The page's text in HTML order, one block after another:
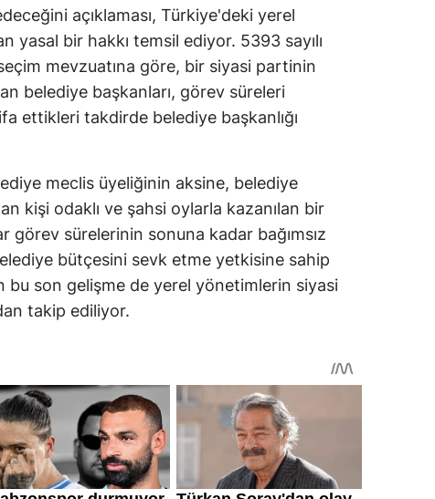
açıklaması, Türkiye'deki yerel
yasal bir hakkı temsil ediyor. 5393 sayılı
mevzuatına göre, bir siyasi partinin
belediye başkanları, görev süreleri
ettikleri takdirde belediye başkanlığı
meclis üyeliğinin aksine, belediye
kişi odaklı ve şahsi oylarla kazanılan bir
görev sürelerinin sonuna kadar bağımsız
bütçesini sevk etme yetkisine sahip
bu son gelişme de yerel yönetimlerin siyasi
takip ediliyor.